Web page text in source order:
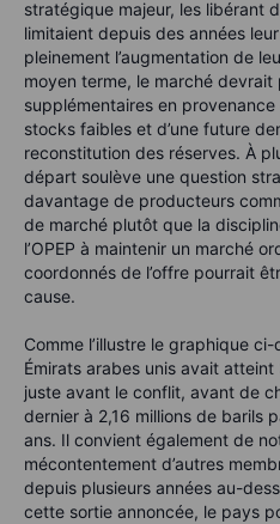
stratégique majeur, les libérant
limitaient depuis des années
pleinement l’augmentation de
moyen terme, le marché
supplémentaires en
stocks faibles et d’une future
reconstitution des réserves. À
départ soulève une question
davantage de producteurs
de marché plutôt que la
l’OPEP à maintenir un marché
coordonnés de l’offre pourrait
cause.
Comme l’illustre le graphique
Émirats arabes unis avait
juste avant le conflit, avant de
dernier à 2,16 millions de barils
ans. Il convient également de
mécontentement d’autres
depuis plusieurs années au-
cette sortie annoncée, le pays